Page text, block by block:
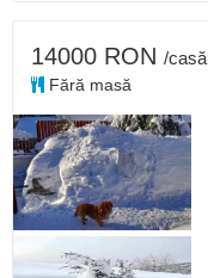
14000 RON /casă
Fără masă